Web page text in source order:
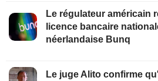
Le régulateur américain
licence bancaire
néerlandaise Bunq
Le juge Alito confirme